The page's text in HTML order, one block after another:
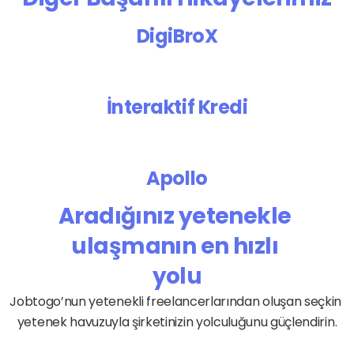
DigiBroX
İnteraktif Kredi
Apollo
Aradığınız yetenekle
ulaşmanın en hızlı
yolu
Jobtogo’nun yetenekli freelancerlarından oluşan seçkin
yetenek havuzuyla şirketinizin yolculuğunu güçlendirin.